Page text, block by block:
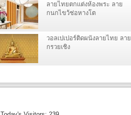
ลายไทยตกแต่งห้องพระ ลาย
กนกไขว้ช่อหางโต
วอลเปเปอร์ติดผนังลายไทย ลาย
กรวยเชิง